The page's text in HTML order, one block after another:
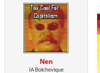
Nen
IA Bolchevique